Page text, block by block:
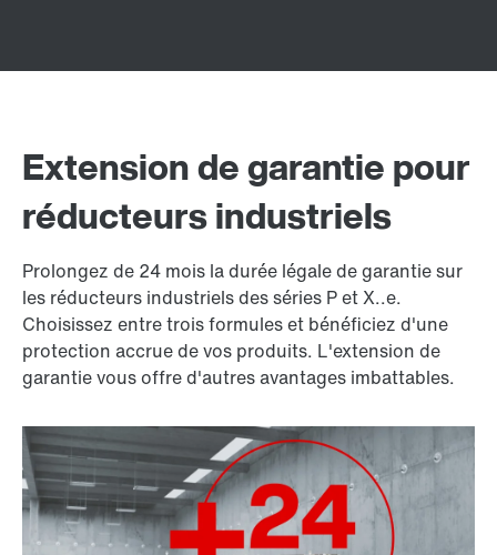
Extension de garantie pour
réducteurs industriels
Prolongez de 24 mois la durée légale de garantie sur
les réducteurs industriels des séries P et X..e.
Choisissez entre trois formules et bénéficiez d'une
protection accrue de vos produits. L'extension de
garantie vous offre d'autres avantages imbattables.